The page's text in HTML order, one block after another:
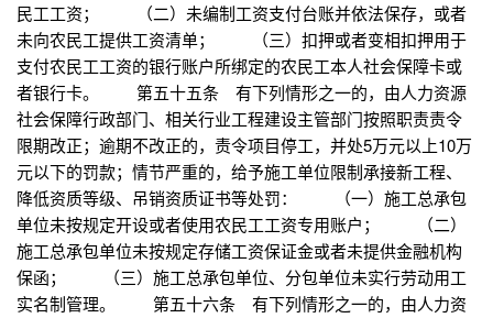
民工工资； （二）未编制工资支付台账并依法保存，或者
未向农民工提供工资清单； （三）扣押或者变相扣押用于
支付农民工工资的银行账户所绑定的农民工本人社会保障卡或
者银行卡。 第五十五条 有下列情形之一的，由人力资源
社会保障行政部门、相关行业工程建设主管部门按照职责责令
限期改正；逾期不改正的，责令项目停工，并处5万元以上10万
元以下的罚款；情节严重的，给予施工单位限制承接新工程、
降低资质等级、吊销资质证书等处罚： （一）施工总承包
单位未按规定开设或者使用农民工工资专用账户； （二）
施工总承包单位未按规定存储工资保证金或者未提供金融机构
保函； （三）施工总承包单位、分包单位未实行劳动用工
实名制管理。 第五十六条 有下列情形之一的，由人力资